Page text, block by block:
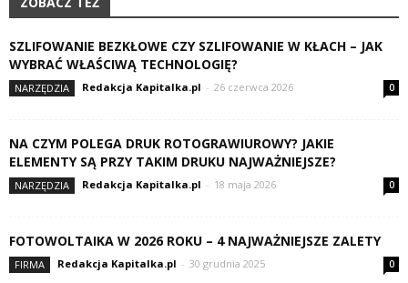
SZLIFOWANIE BEZKŁOWE CZY SZLIFOWANIE W KŁACH – JAK
WYBRAĆ WŁAŚCIWĄ TECHNOLOGIĘ?
NARZĘDZIA Redakcja Kapitalka.pl - 26 czerwca 2026 0
NA CZYM POLEGA DRUK ROTOGRAWIUROWY? JAKIE
ELEMENTY SĄ PRZY TAKIM DRUKU NAJWAŻNIEJSZE?
NARZĘDZIA Redakcja Kapitalka.pl - 18 maja 2026 0
FOTOWOLTAIKA W 2026 ROKU – 4 NAJWAŻNIEJSZE ZALETY
FIRMA Redakcja Kapitalka.pl - 30 grudnia 2025 0